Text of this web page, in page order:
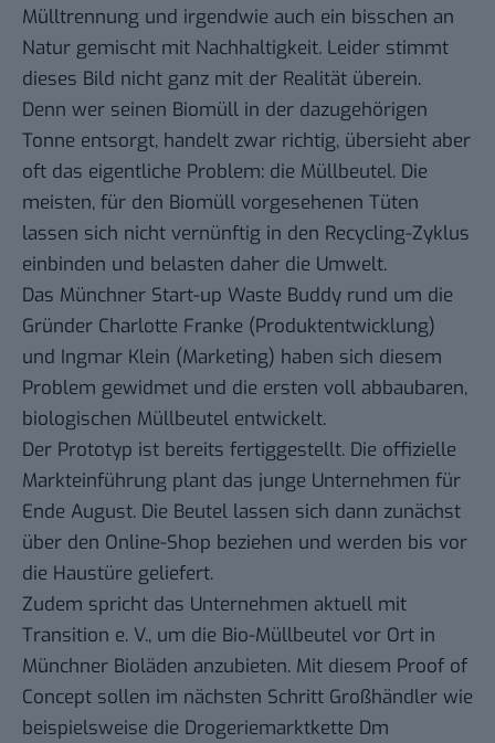
Mülltrennung und irgendwie auch ein bisschen an
Natur gemischt mit Nachhaltigkeit. Leider stimmt
dieses Bild nicht ganz mit der Realität überein.
Denn wer seinen Biomüll in der dazugehörigen
Tonne entsorgt, handelt zwar richtig, übersieht aber
oft das eigentliche Problem: die Müllbeutel. Die
meisten, für den Biomüll vorgesehenen Tüten
lassen sich nicht vernünftig in den Recycling-Zyklus
einbinden und belasten daher die Umwelt.
Das Münchner Start-up Waste Buddy rund um die
Gründer Charlotte Franke (Produktentwicklung)
und Ingmar Klein (Marketing) haben sich diesem
Problem gewidmet und die ersten voll abbaubaren,
biologischen Müllbeutel entwickelt.
Der Prototyp ist bereits fertiggestellt. Die offizielle
Markteinführung plant das junge Unternehmen für
Ende August. Die Beutel lassen sich dann zunächst
über den Online-Shop beziehen und werden bis vor
die Haustüre geliefert.
Zudem spricht das Unternehmen aktuell mit
Transition e. V., um die Bio-Müllbeutel vor Ort in
Münchner Bioläden anzubieten. Mit diesem Proof of
Concept sollen im nächsten Schritt Großhändler wie
beispielsweise die Drogeriemarktkette Dm